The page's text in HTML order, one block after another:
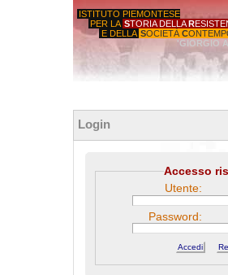
ISTITUTO PIEMONTESE
PER LA STORIA DELLA R
E DELLA SOCIETÀ C
'GIORGIO
Login
Accesso
Utente:
Password: